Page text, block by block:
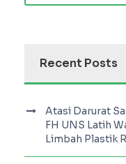
Recent Posts
Atasi Darurat
FH UNS Latih
Limbah Plastik